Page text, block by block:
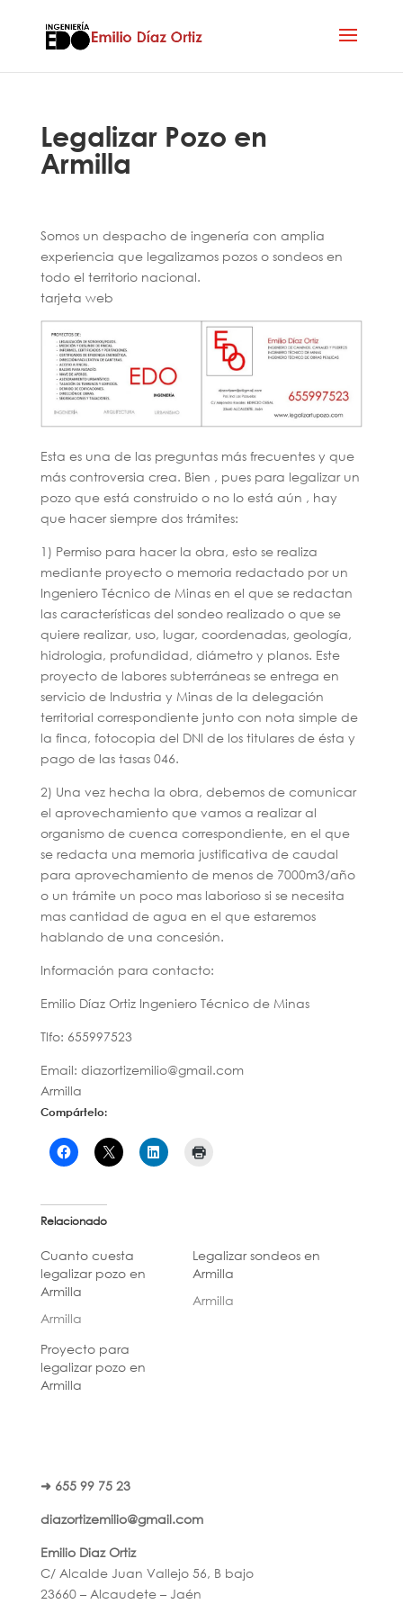
Legalizar Pozo en
Armilla
Somos un despacho de ingenería con amplia
experiencia que legalizamos pozos o sondeos en
todo el territorio nacional.
tarjeta web
Esta es una de las preguntas más frecuentes y que
más controversia crea. Bien , pues para legalizar un
pozo que está construido o no lo está aún , hay
que hacer siempre dos trámites:
1) Permiso para hacer la obra, esto se realiza
mediante proyecto o memoria redactado por un
Ingeniero Técnico de Minas en el que se redactan
las características del sondeo realizado o que se
quiere realizar, uso, lugar, coordenadas, geología,
hidrologia, profundidad, diámetro y planos. Este
proyecto de labores subterráneas se entrega en
servicio de Industria y Minas de la delegación
territorial correspondiente junto con nota simple de
la finca, fotocopia del DNI de los titulares de ésta y
pago de las tasas 046.
2) Una vez hecha la obra, debemos de comunicar
el aprovechamiento que vamos a realizar al
organismo de cuenca correspondiente, en el que
se redacta una memoria justificativa de caudal
para aprovechamiento de menos de 7000m3/año
o un trámite un poco mas laborioso si se necesita
mas cantidad de agua en el que estaremos
hablando de una concesión.
Información para contacto:
Emilio Díaz Ortiz Ingeniero Técnico de Minas
Tlfo: 655997523
Email: diazortizemilio@gmail.com
Armilla
Compártelo:
Relacionado
Cuanto cuesta
legalizar pozo en
Armilla
Armilla
Legalizar sondeos en
Armilla
Armilla
Proyecto para
legalizar pozo en
Armilla
➜ 655 99 75 23
diazortizemilio@gmail.com
Emilio Diaz Ortiz
C/ Alcalde Juan Vallejo 56, B bajo
23660 – Alcaudete – Jaén